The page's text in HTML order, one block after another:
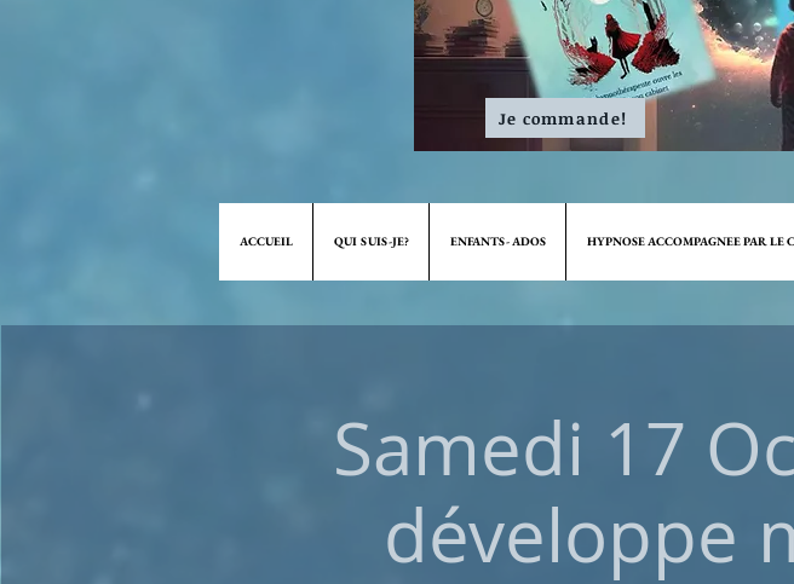
Je commande!
ACCUEIL QUI SUIS-JE? ENFANTS- ADOS HYPNOSE ACCOMPAGNEE PAR LE
Samedi 17
développe